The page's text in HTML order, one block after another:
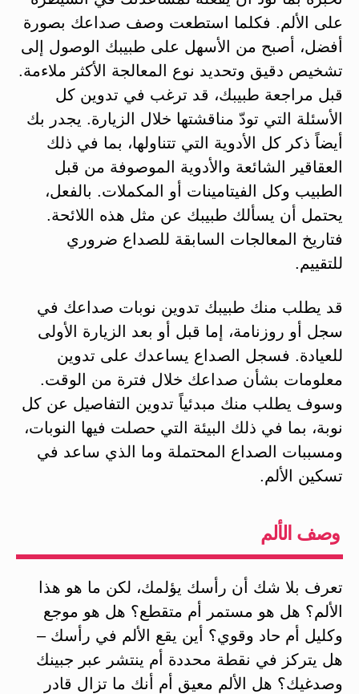
على الألم. فكلما استطعت وصف صداعك بصورة
أفضل، أصبح من الأسهل على طبيبك الوصول إلى
تشخيص دقيق وتحديد نوع المعالجة الأكثر ملاءمة.
قبل مراجعة طبيبك، قد ترغب في تدوين كل
الأسئلة التي تودّ مناقشتها خلال الزيارة. يجدر بك
أيضاً ذكر كل الأدوية التي تتناولها، بما في ذلك
العقاقير الشائعة والأدوية الموصوفة من قبل
الطبيب وكل الفيتامينات أو المكملات. بالفعل،
يحتمل أن يسألك طبيبك عن مثل هذه اللائحة.
فتاريخ المعالجات السابقة للصداع ضروري
للتقييم.
قد يطلب منك طبيبك تدوين نوبات صداعك في
سجل أو روزنامة، إما قبل أو بعد الزيارة الأولى
للعيادة. فسجل الصداع يساعدك على تدوين
معلومات بشأن صداعك خلال فترة من الوقت.
وسوف يطلب منك مبدئياً تدوين التفاصيل عن كل
نوبة، بما في ذلك البيئة التي حصلت فيها النوبات،
ومسببات الصداع المحتملة وما الذي ساعد في
تسكين الألم.
وصف الألم
تعرف بلا شك أن رأسك يؤلمك، لكن ما هو هذا
الألم؟ هل هو مستمر أم متقطع؟ هل هو موجع
وكليل أم حاد وقوي؟ أين يقع الألم في رأسك –
هل يتركز في نقطة محددة أم ينتشر عبر جبينك
وصدغيك؟ هل الألم معيق أم أنك ما تزال قادر